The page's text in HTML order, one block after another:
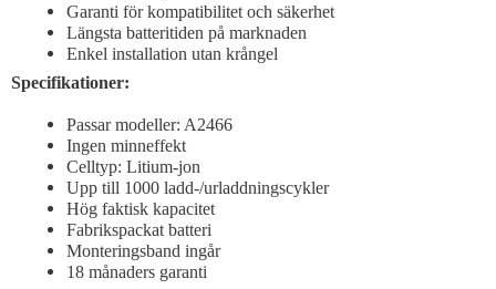
Garanti för kompatibilitet och säkerhet
Längsta batteritiden på marknaden
Enkel installation utan krångel
Specifikationer:
Passar modeller: A2466
Ingen minneffekt
Celltyp: Litium-jon
Upp till 1000 ladd-/urladdningscykler
Hög faktisk kapacitet
Fabrikspackat batteri
Monteringsband ingår
18 månaders garanti